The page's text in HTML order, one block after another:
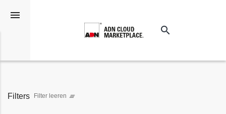
menu
Suchen
search
Filters Filter leeren clear_all